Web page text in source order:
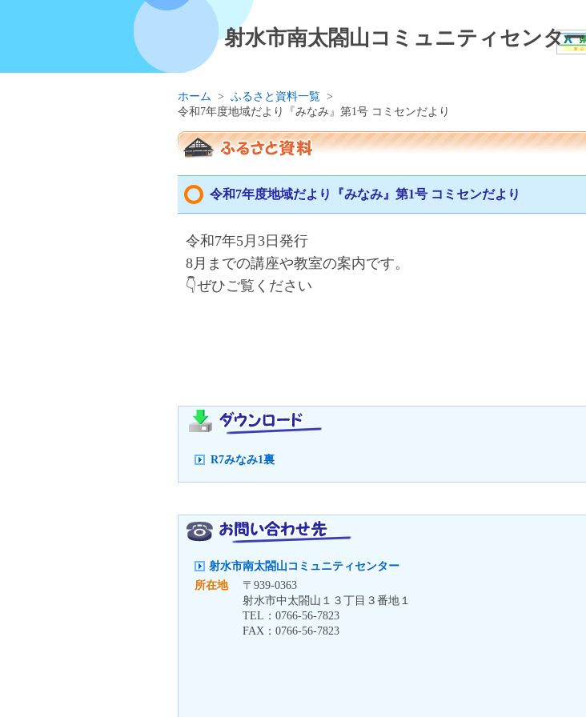
射水市南太閤山コミュニティセンター
ホーム > ふるさと資料一覧 >
令和7年度地域だより『みなみ』第1号 コミセンだより
令和7年度地域だより『みなみ』第1号 コミセンだより
令和7年5月3 日発行
8月までの講座や教室の案内です。
👇ぜひご覧ください
R7みなみ1裏
射水市南太閤山コミュニティセンター
所在地
〒 939-0363
射水市中太閤山１３丁目３番地１
TEL： 0766-56-7823
FAX： 0766-56-7823